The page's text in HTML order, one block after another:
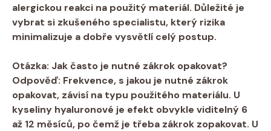
alergickou reakci na použitý materiál. Důležité je
vybrat si zkušeného specialistu, který rizika
minimalizuje a dobře vysvětlí celý postup.
Otázka: Jak často je nutné zákrok opakovat?
Odpověď: Frekvence, s jakou je nutné zákrok
opakovat, závisí na typu použitého materiálu. U
kyseliny hyaluronové je efekt obvykle viditelný 6
až 12 měsíců, po čemž je třeba zákrok zopakovat. U